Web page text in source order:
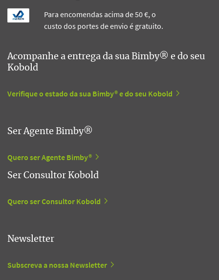
Para encomendas acima de 50 €, o
custo dos portes de envio é gratuito.
Acompanhe a entrega da sua Bimby® e do seu
Kobold
Verifique o estado da sua Bimby® e do seu Kobold
Ser Agente Bimby®
Quero ser Agente Bimby®
Ser Consultor Kobold
Quero ser Consultor Kobold
Newsletter
Subscreva a nossa Newsletter